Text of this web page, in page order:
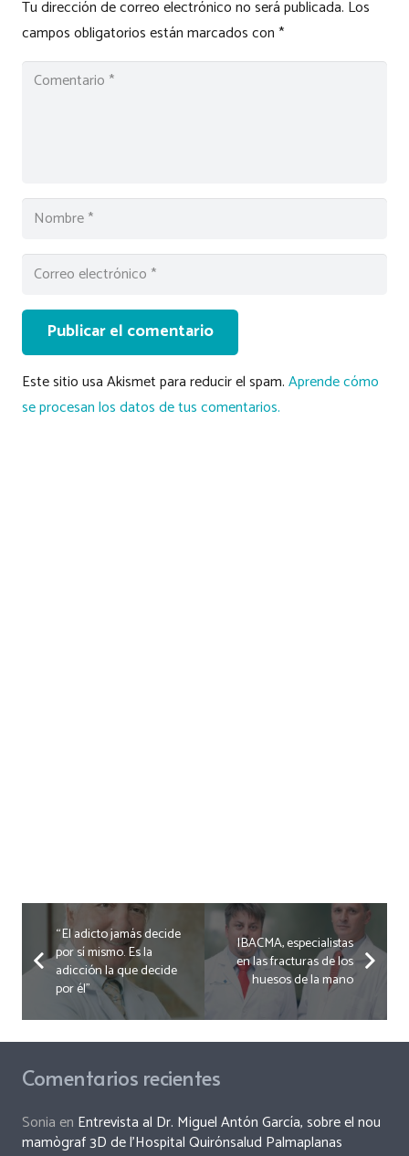
Tu dirección de correo electrónico no será publicada. Los
campos obligatorios están marcados con*
Publicar el comentario
Este sitio usa Akismet para reducir el spam.Aprende cómo
se procesan los datos de tus comentarios.
“El adicto jamás decide
por sí mismo. Es la
adicción la que decide
por él”
IBACMA, especialistas
en las fracturas de los
huesos de la mano
Comentarios recientes
Sonia en Entrevista al Dr. Miguel Antón García, sobre el nou
mamògraf 3D de l’Hospital Quirónsalud Palmaplanas